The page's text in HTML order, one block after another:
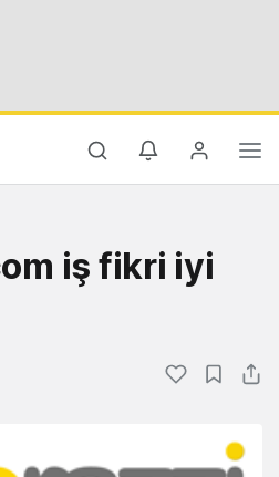
iş fikri iyi